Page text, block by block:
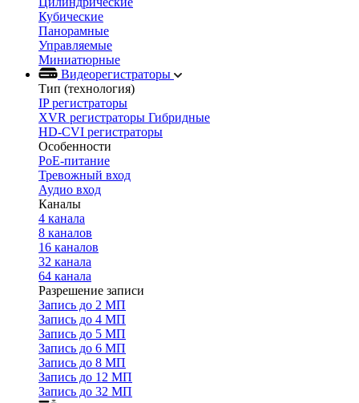
Кубические
Панорамные
Управляемые
Миниатюрные
Видеорегистраторы
Тип (технология)
IP регистраторы
XVR регистраторы Гибридные
HD-CVI регистраторы
Особенности
PoE-питание
Тревожный вход
Аудио вход
Каналы
4 канала
8 каналов
16 каналов
32 канала
64 канала
Разрешение записи
Запись до 2 МП
Запись до 4 МП
Запись до 5 МП
Запись до 6 МП
Запись до 8 МП
Запись до 12 МП
Запись до 32 МП